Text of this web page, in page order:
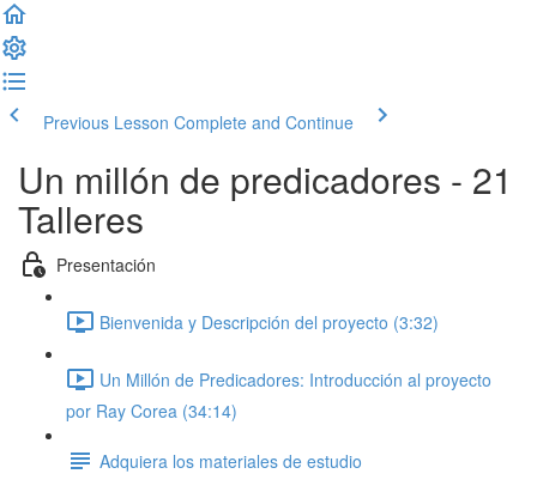
Previous Lesson Complete and Continue
Un millón de predicadores - 21
Talleres
Presentación
Bienvenida y Descripción del proyecto (3:32)
Un Millón de Predicadores: Introducción al proyecto
por Ray Corea (34:14)
Adquiera los materiales de estudio